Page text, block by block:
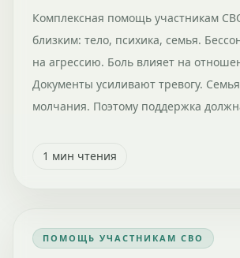
Комплексная помощь участникам
близким: тело, психика, семья.
на агрессию. Боль влияет на
Документы усиливают тревогу. Семья
молчания. Поэтому поддержка
1 мин чтения
ПОМОЩЬ УЧАСТНИКАМ СВО